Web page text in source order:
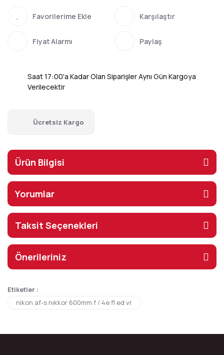
Karşılaştır
Fiyat Alarmı Paylaş
Saat 17:00'a Kadar Olan Siparişler Aynı Gün Kargoya
Verilecektir
Ücretsiz Kargo
Ürün Bilgisi
Yorumlar
Taksit Seçenekleri
Önerileriniz
Etiketler :
nikon af-s nıkkor 600mm f / 4e fl ed vr